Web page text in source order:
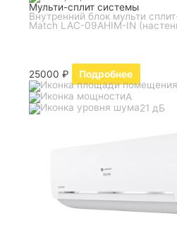
Мульти-сплит системы
Внутренний блок мульти
Match LAC-09AHIM-IN
25000₽
Подробнее
A
21 дБ